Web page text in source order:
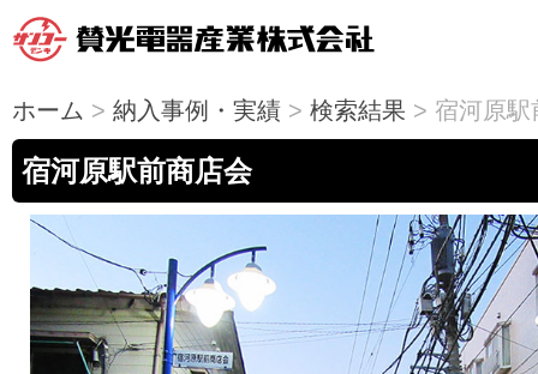
ホーム > 納入事例・実績 > 検索結果 > 宿河原駅
宿河原駅前商店会